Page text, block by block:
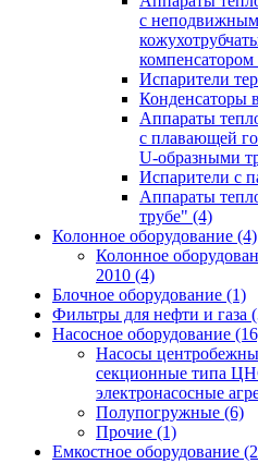
с
Испарители
Конденсаторы
Аппараты
с плавающей
U-образными
Испарители с
Аппараты
трубе" (4)
Колонное оборудование (4)
Колонное
2010 (4)
Блочное оборудование (1)
Фильтры для нефти и газа
Насосное оборудование
Насосы
секционные типа
электронасосные
Полупогружные (6)
Прочие (1)
Емкостное оборудование